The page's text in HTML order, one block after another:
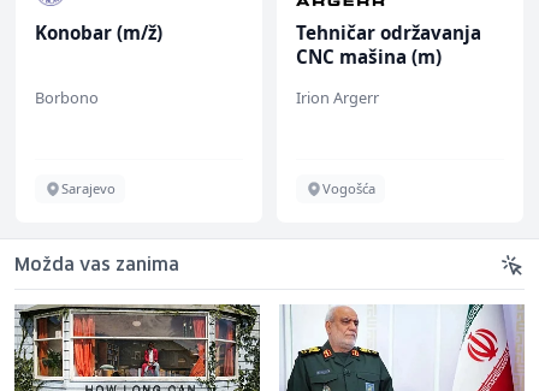
Konobar (m/ž)
Borbono
Sarajevo
Tehničar održavanja
CNC mašina (m)
Irion Argerr
Vogošća
Možda vas zanima